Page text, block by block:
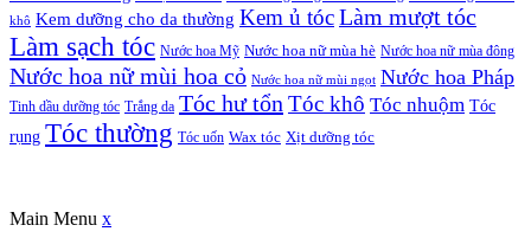
khô Kem dưỡng cho da thường Kem ủ tócLàm mượt tóc
Làm sạch tóc Nước hoa Mỹ Nước hoa nữ mùa hè Nước hoa nữ mùa đông
Nước hoa nữ mùi hoa cỏ Nước hoa nữ mùi ngọt Nước hoa Pháp
Tinh dầu dưỡng tóc Trắng da Tóc hư tổn Tóc khô Tóc nhuộm Tóc
rụng Tóc thường Tóc uốn Wax tóc Xịt dưỡng tóc
Main Menu x